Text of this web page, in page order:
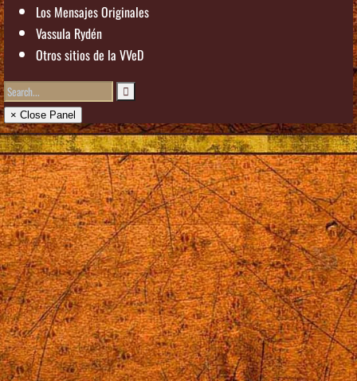
Los Mensajes Originales
Vassula Rydén
Otros sitios de la VVeD
× Close Panel